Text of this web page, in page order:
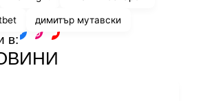
димитър мутавски
в: